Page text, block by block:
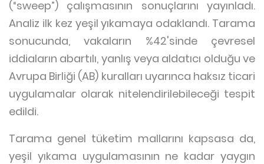
(“sweep”) çalışmasının sonuçlarını yayınladı.
Analiz ilk kez yeşil yıkamaya odaklandı. Tarama
sonucunda, vakaların %42'sinde çevresel
iddiaların abartılı, yanlış veya aldatıcı olduğu ve
Avrupa Birliği (AB) kuralları uyarınca haksız ticari
uygulamalar olarak nitelendirilebileceği tespit
edildi.
Tarama genel tüketim mallarını kapsasa da,
yeşil yıkama uygulamasının ne kadar yaygın